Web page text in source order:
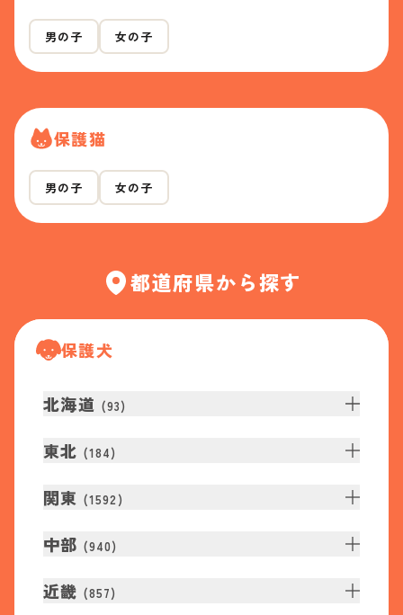
男の子 女の子
保護猫
男の子 女の子
都道府県から探す
保護犬
北海道 (93)
東北 (184)
関東 (1592 )
中部 (940)
近畿 (857)